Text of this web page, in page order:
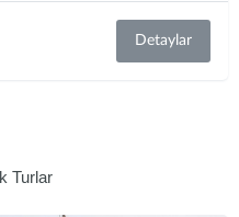
Detaylar
Turlar